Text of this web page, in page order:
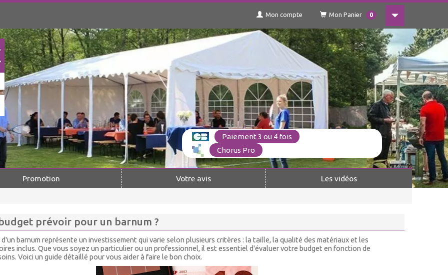
Mon compte Mon Panier 0
Paiement 3 ou 4 fois
Chorus Pro
Promotion Votre avis Les vidéos
prévoir pour un barnum ?
d'un barnum représente un investissement qui varie selon plusieurs critères : la taille, la qualité des matériaux et les
inclus. Que vous soyez un particulier ou un professionnel, il est essentiel d'évaluer votre budget en fonction de
Voici un guide détaillé pour vous aider à faire le bon choix.